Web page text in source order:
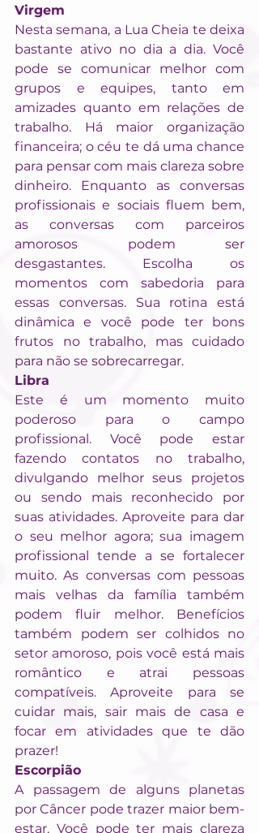
Virgem
Nesta semana, a Lua Cheia te deixa
bastante ativo no dia a dia. Você
pode se comunicar melhor com
grupos e equipes, tanto em
amizades quanto em relações de
trabalho. Há maior organização
financeira; o céu te dá uma chance
para pensar com mais clareza sobre
dinheiro. Enquanto as conversas
profissionais e sociais fluem bem,
as conversas com parceiros
amorosos podem ser
desgastantes. Escolha os
momentos com sabedoria para
essas conversas. Sua rotina está
dinâmica e você pode ter bons
frutos no trabalho, mas cuidado
para não se sobrecarregar.
Libra
Este é um momento muito
poderoso para o campo
profissional. Você pode estar
fazendo contatos no trabalho,
divulgando melhor seus projetos
ou sendo mais reconhecido por
suas atividades. Aproveite para dar
o seu melhor agora; sua imagem
profissional tende a se fortalecer
muito. As conversas com pessoas
mais velhas da família também
podem fluir melhor. Benefícios
também podem ser colhidos no
setor amoroso, pois você está mais
romântico e atrai pessoas
compatíveis. Aproveite para se
cuidar mais, sair mais de casa e
focar em atividades que te dão
prazer!
Escorpião
A passagem de alguns planetas
por Câncer pode trazer maior bem-
estar. Você pode ter mais clareza